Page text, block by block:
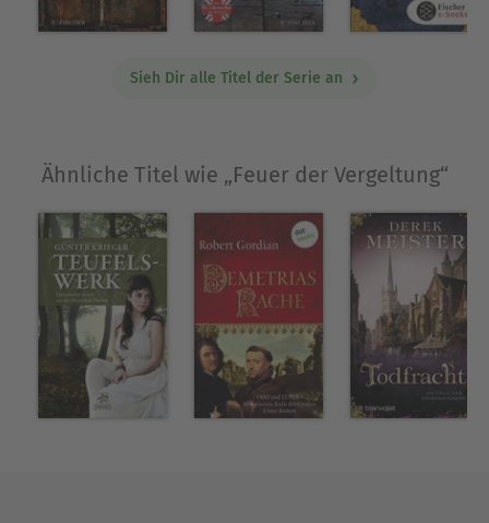
Sieh Dir alle Titel der Serie an
Ähnliche Titel wie „Feuer der Vergeltung“